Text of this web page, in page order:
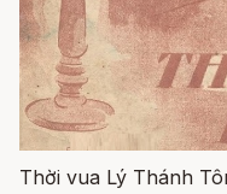
Thời vua Lý Thánh